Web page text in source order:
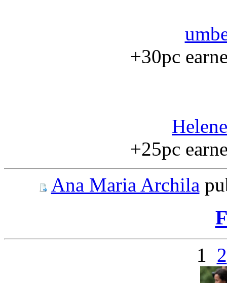
+30pc
+25pc
Ana Maria Archila
1 2